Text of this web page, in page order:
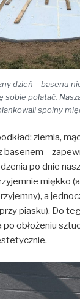
dzień – basenu
sobie polatać.
spoiny
ziemia,
basenem –
po dnie
miękko (a
a
piasku). Do
obłożeniu